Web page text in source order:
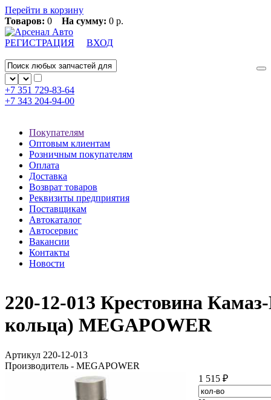
Перейти в корзину
Товаров: 0 На сумму: 0 р.
РЕГИСТРАЦИЯ ВХОД
+7 351 729-83-64
+7 343 204-94-00
Покупателям
Оптовым клиентам
Розничным покупателям
Оплата
Доставка
Возврат товаров
Реквизиты предприятия
Поставщикам
Автокаталог
Автосервис
Вакансии
Контакты
Новости
220-12-013 Крестовина
кольца) MEGAPOWER
Артикул 220-12-013
Производитель - MEGAPOWER
1 515 ₽